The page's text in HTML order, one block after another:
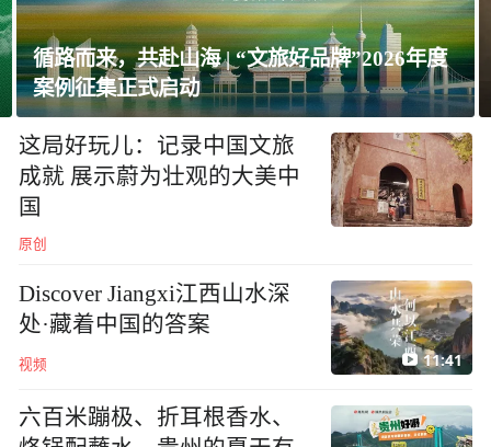
观复博物馆佛像送检，海口
方面：调查有进展，预计几
天后发布
又一个顶流老板，分给员工
300亿
台风“白海豚”登陆后将影响
哪些地方？
展开更多